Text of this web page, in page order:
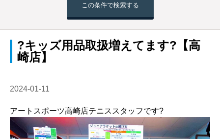
この条件で検索する
?キッズ用品取扱増えてます?【高
崎店】
2024-01-11
アートスポーツ高崎店テニススタッフです?